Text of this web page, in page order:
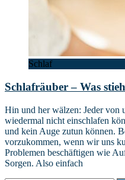
Schlaf
Schlafräuber – Was
Hin und her wälzen: Jeder von
wiedermal nicht einschlafen
und kein Auge zutun können.
vorzukommen, wenn wir uns
Problemen beschäftigen wie
Sorgen. Also einfach